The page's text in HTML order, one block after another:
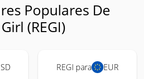
Populares De
(REGI)
REGI para EUR